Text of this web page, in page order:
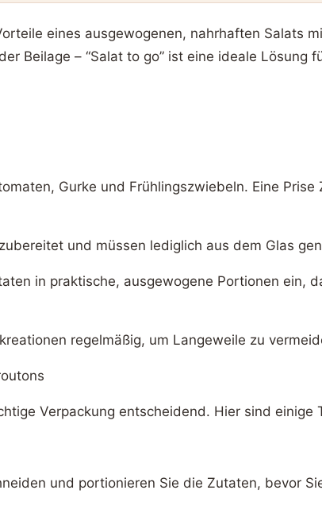
eines ausgewogenen, nahrhaften Salats
Beilage – “Salat to go” ist eine ideale Lösung
Gurke und Frühlingszwiebeln. Eine
und müssen lediglich aus dem Glas
in praktische, ausgewogene Portionen ein,
regelmäßig, um Langeweile zu
Verpackung entscheidend. Hier sind
und portionieren Sie die Zutaten, bevor